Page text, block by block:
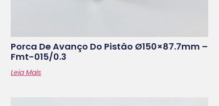
Porca De Avanço Do Pistâo Ø150×87.7mm –
Fmt-015/0.3
Leia Mais